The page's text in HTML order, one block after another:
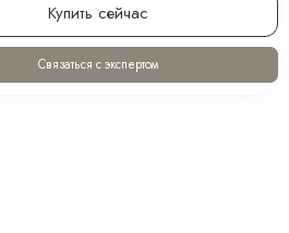
Купить сейчас
Связаться с экспертом